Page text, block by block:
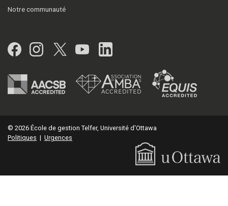
Notre communauté
Facebook
Instagram
Twitter
YouTubeLinkedIn
© 2026 École de gestion Telfer, Université d'Ottawa
Politiques | Urgences